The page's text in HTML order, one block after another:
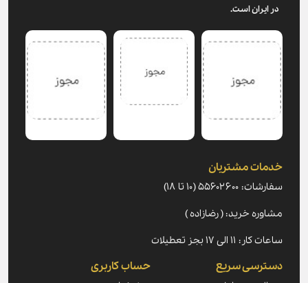
در ایران است.
خدمات مشتریان
سفارشات: ۵۵۶۰۲۶۰۰ (۱۰ تا ۱۸)
مشاوره خرید: ( رضازاده )
ساعات کار: ۱۱ الی ۱۷ بجز تعطیلات
دسترسی سریع حساب کاربری